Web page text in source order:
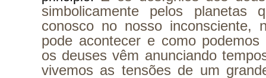
simbolicamente pelos planetas
conosco no nosso inconsciente,
pode acontecer e como
os deuses vêm anunciando
vivemos as tensões de um